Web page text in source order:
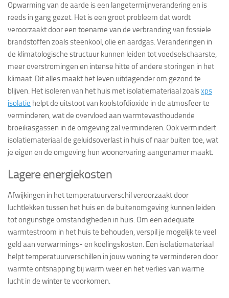
Opwarming van de aarde is een langetermijnverandering en is
reeds in gang gezet. Het is een groot probleem dat wordt
veroorzaakt door een toename van de verbranding van fossiele
brandstoffen zoals steenkool, olie en aardgas. Veranderingen in
de klimatologische structuur kunnen leiden tot voedselschaarste,
meer overstromingen en intense hitte of andere storingen in het
klimaat. Dit alles maakt het leven uitdagender om gezond te
blijven. Het isoleren van het huis met isolatiemateriaal zoalsxps
isolatie helpt de uitstoot van koolstofdioxide in de atmosfeer te
verminderen, wat de overvloed aan warmtevasthoudende
broeikasgassen in de omgeving zal verminderen. Ook vermindert
isolatiemateriaal de geluidsoverlast in huis of naar buiten toe, wat
je eigen en de omgeving hun woonervaring aangenamer maakt.
Lagere energiekosten
Afwijkingen in het temperatuurverschil veroorzaakt door
luchtlekken tussen het huis en de buitenomgeving kunnen leiden
tot ongunstige omstandigheden in huis. Om een ​​adequate
warmtestroom in het huis te behouden, verspil je mogelijk te veel
geld aan verwarmings- en koelingskosten. Een isolatiemateriaal
helpt temperatuurverschillen in jouw woning te verminderen door
warmte ontsnapping bij warm weer en het verlies van warme
lucht in de winter te voorkomen.